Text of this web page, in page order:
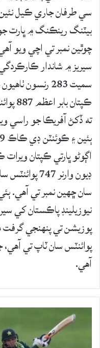
سي طرفان جاري ڪيل
چوٿين نمبر تي اچي ويو
سميت 283
سان ڇهين نمبر تي
پوائنٽس سان ٽاپ تي
آهي.